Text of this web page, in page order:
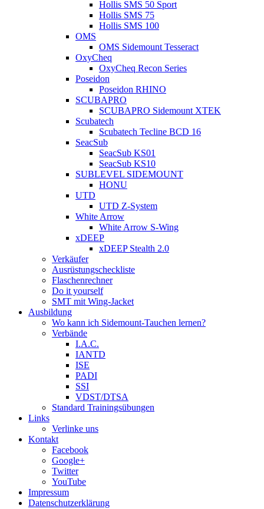
Hollis SMS 50 Sport
Hollis SMS 75
Hollis SMS 100
OMS
OMS Sidemount Tesseract
OxyCheq
OxyCheq Recon Series
Poseidon
Poseidon RHINO
SCUBAPRO
SCUBAPRO Sidemount XTEK
Scubatech
Scubatech Tecline BCD 16
SeacSub
SeacSub KS01
SeacSub KS10
SUBLEVEL SIDEMOUNT
HONU
UTD
UTD Z-System
White Arrow
White Arrow S-Wing
xDEEP
xDEEP Stealth 2.0
Verkäufer
Ausrüstungscheckliste
Flaschenrechner
Do it yourself
SMT mit Wing-Jacket
Ausbildung
Wo kann ich Sidemount-Tauchen lernen?
Verbände
I.A.C.
IANTD
ISE
PADI
SSI
VDST/DTSA
Standard Trainingsübungen
Links
Verlinke uns
Kontakt
Facebook
Google+
Twitter
YouTube
Impressum
Datenschutzerklärung